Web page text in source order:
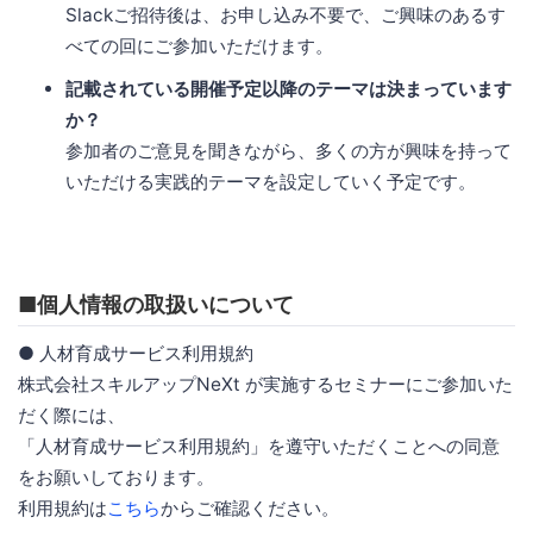
Slackご招待後は、お申し込み不要で、ご興味のあるす
べての回にご参加いただけます。
記載されている開催予定以降のテーマは決まっています
か？
参加者のご意見を聞きながら、多くの方が興味を持って
いただける実践的テーマを設定していく予定です。
■個人情報の取扱いについて
● 人材育成サービス利用規約
株式会社スキルアップNeXt が実施するセミナーにご参加いた
だく際には、
「人材育成サービス利用規約」を遵守いただくことへの同意
をお願いしております。
利用規約はこちらからご確認ください。